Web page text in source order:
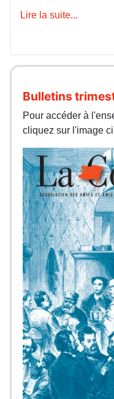
Lire la suite...
Bulletins
Pour accéder à
cliquez sur l'image